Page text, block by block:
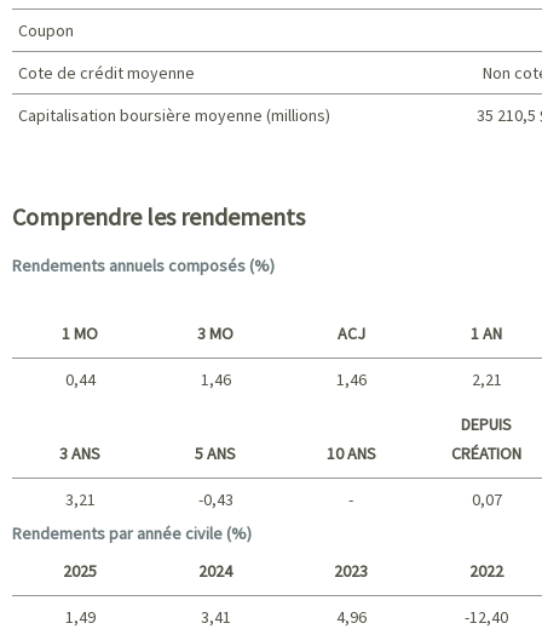
Coupon
Cote de crédit moyenne
Non
Capitalisation boursière moyenne (millions)
35 210,5
Comprendre les rendements
Rendements annuels composés (%)
1 MO 3 MO ACJ 1 AN
0,44 1,46 1,46 2,21
Long terme
3 ANS 5 ANS 10 ANS
DEPUIS
CRÉATION
3,21 -0,43 -
0,07
Rendements par année civile (%)
2025 2024 2023 2022
1,49 3,41 4,96 -12,40